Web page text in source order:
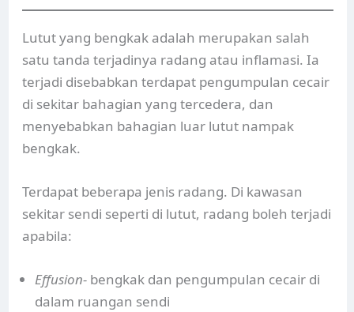
Lutut yang bengkak adalah merupakan salah
satu tanda terjadinya radang atau inflamasi. Ia
terjadi disebabkan terdapat pengumpulan cecair
di sekitar bahagian yang tercedera, dan
menyebabkan bahagian luar lutut nampak
bengkak.
Terdapat beberapa jenis radang. Di kawasan
sekitar sendi seperti di lutut, radang boleh terjadi
apabila:
Effusion- bengkak dan pengumpulan cecair di
dalam ruangan sendi